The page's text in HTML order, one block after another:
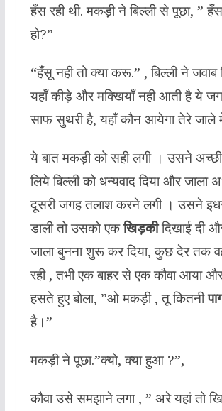
हँस रही थी. मकड़ी ने बिल्ली से पूछा, ” हँस
हो?”
“हँसू नही तो क्या करू.” , बिल्ली ने जवाब
यहाँ कीड़े और मक्खियाँ नही आती है ये
साफ सुथरी है, यहाँ कौन आयेगा तेरे जाले
ये बात मकड़ी को सही लगी । उसने
लिये बिल्ली को धन्यवाद दिया और जाला
दूसरी जगह तलाश करने लगी । उसने
डाली तो उसको एकखिड़कीदिखाई दी
जाला बुनना शुरू कर दिया, कुछ देर तक
रही , तभी एक बाहर से एक कौवा आया
हसते हुए बोला, ”ओ मकड़ी , तू कितनी
है।”
मकड़ी ने पूछा.”क्यो, क्या हुआ ?”,
कौवा उसे समझाने लगा , ” अरे यहां तो